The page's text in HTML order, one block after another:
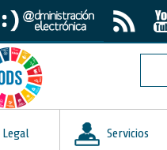
Legal Servicios